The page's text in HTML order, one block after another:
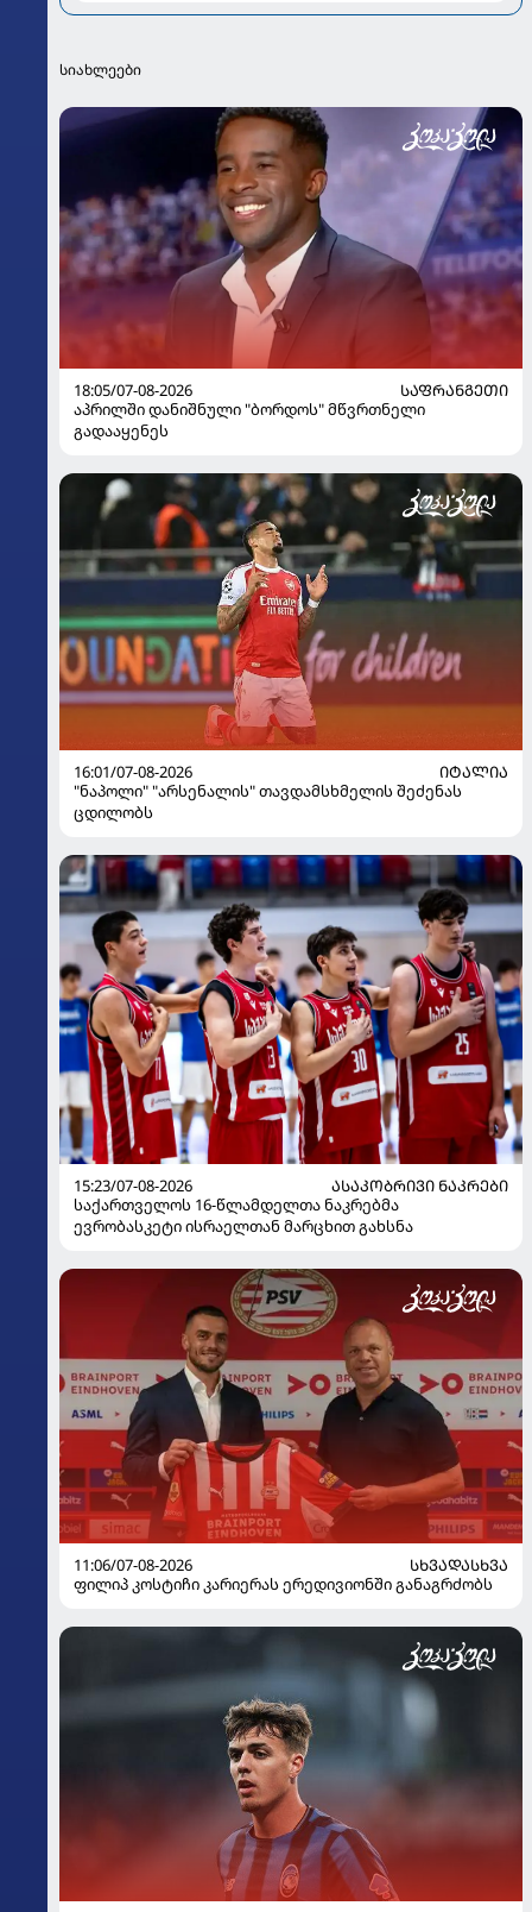
ყიფშიძეზე
სიახლეები
18:05/07-08-2026
ᲡᲐᲤᲠᲐᲜᲒᲔᲗᲘ
აპრილში დანიშნული "ბორდოს" მწვრთნელი
გადააყენეს
16:01/07-08-2026
ᲘᲢᲐᲚᲘᲐ
"ნაპოლი" "არსენალის" თავდამსხმელის შეძენას
ცდილობს
15:23/07-08-2026
ᲐᲡᲐᲙᲝᲑᲠᲘᲕᲘ ᲜᲐᲙᲠᲔᲑᲘ
საქართველოს 16-წლამდელთა ნაკრებმა
ევრობასკეტი ისრაელთან მარცხით გახსნა
11:06/07-08-2026
ᲡᲮᲕᲐᲓᲐᲡᲮᲕᲐ
ფილიპ კოსტიჩი კარიერას ერედივიონში განაგრძობს